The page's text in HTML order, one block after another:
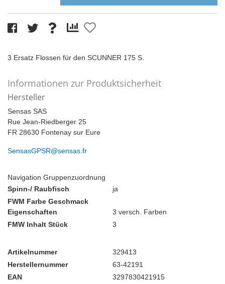
3 Ersatz Flossen für den SCUNNER 175 S.
Informationen zur Produktsicherheit
Hersteller
Sensas SAS
Rue Jean-Riedberger 25
FR 28630 Fontenay sur Eure
SensasGPSR@sensas.fr
Navigation Gruppenzuordnung
Spinn-/ Raubfisch
ja
FWM Farbe Geschmack
Eigenschaften
3 versch. Farben
FMW Inhalt Stück
3
Artikelnummer
329413
Herstellernummer
63-42191
EAN
3297830421915